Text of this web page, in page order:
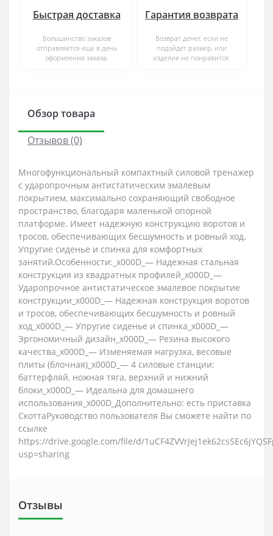
Быстрая доставка
Большинство заказов
отправляется еще в день
оформления заказа.
Гарантия возврата
Возврат денег, если не
подойдет размер, или
изделие не понравится.
Обзор товара
Отзывов (0)
Многофункциональный компактный силовой тренажер
с ударопрочным антистатическим эмалевым
покрытием, максимально сохраняющий свободное
пространство, благодаря маленькой опорной
платформе. Имеет надежную конструкцию воротов и
тросов, обеспечивающих бесшумность и ровный ход.
Упругие сиденье и спинка для комфортных
занятий.Особенности:_x000D_— Надежная стальная
конструкция из квадратных профилей_x000D_—
Ударопрочное антистатическое эмалевое покрытие
конструкции_x000D_— Надежная конструкция воротов
и тросов, обеспечивающих бесшумность и ровный
ход_x000D_— Упругие сиденье и спинка_x000D_—
Эргономичный дизайн_x000D_— Резина высокого
качества_x000D_— Изменяемая нагрузка, весовые
плиты (блочная)_x000D_— 4 силовые станции:
баттерфляй, ножная тяга, верхний и нижний
блоки_x000D_— Идеальна для домашнего
использования_x000D_Дополнительно: есть приставка
СкоттаРуководство пользователя Вы сможете найти по
ссылке
https://drive.google.com/file/d/
usp=sharing
Отзывы